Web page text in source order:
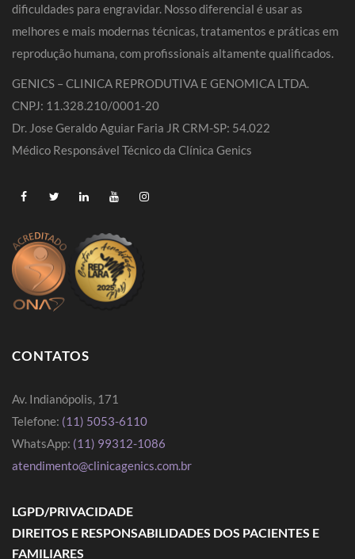
dificuldades para engravidar. Nosso diferencial é usar as
melhores e mais modernas técnicas, tratamentos e práticas em
reprodução humana, com profissionais altamente qualificados.
GENICS – CLINICA REPRODUTIVA E GENOMICA LTDA.
CNPJ: 11.328.210/0001-20
Dr. Jose Geraldo Aguiar Faria JR CRM-SP: 54.022
Médico Responsável Técnico da Clínica Genics
CONTATOS
Av. Indianópolis, 171
Telefone: (11) 5053-6110
WhatsApp: (11) 99312-1086
atendimento@clinicagenics.com.br
LGPD/PRIVACIDADE
DIREITOS E RESPONSABILIDADES DOS PACIENTES E
FAMILIARES